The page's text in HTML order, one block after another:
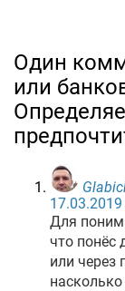
Один
или
Для
что понёс
или через